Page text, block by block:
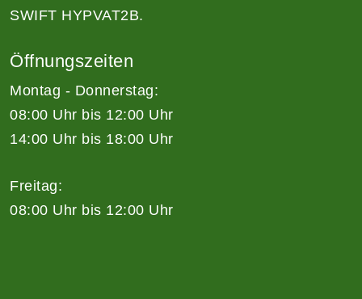
SWIFT HYPVAT2B.
Öffnungszeiten
Montag - Donnerstag:
08:00 Uhr bis 12:00 Uhr
14:00 Uhr bis 18:00 Uhr
Freitag:
08:00 Uhr bis 12:00 Uhr